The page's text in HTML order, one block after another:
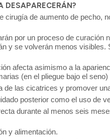
DESAPARECERÁN?
cirugía de aumento de pecho,
por un proceso de
y se volverán menos
afecta asimismo a la
(en el pliegue bajo el
de las cicatrices y promover
posterior como el uso de
durante al menos seis
y alimentación.